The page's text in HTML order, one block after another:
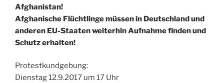
Afghanistan!
Afghanische Flüchtlinge müssen in Deutschland und
anderen EU-Staaten weiterhin Aufnahme finden und
Schutz erhalten!
Protestkundgebung:
Dienstag 12.9.2017 um 17 Uhr